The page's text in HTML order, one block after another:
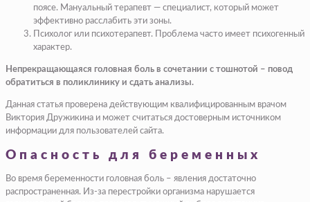
поясе. Мануальный терапевт — специалист, который может
эффективно расслабить эти зоны.
Психолог или психотерапевт. Проблема часто имеет психогенный
характер.
Непрекращающаяся головная боль в сочетании с тошнотой – повод
обратиться в поликлинику и сдать анализы.
Данная статья проверена действующим квалифицированным врачом
Виктория Дружикина и может считаться достоверным источником
информации для пользователей сайта.
Опасность для беременных
Во время беременности головная боль – явления достаточно
распространенная. Из-за перестройки организма нарушается